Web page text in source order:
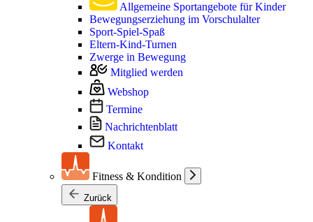
Allgemeine Sportangebote für Kinder
Bewegungserziehung im Vorschulalter
Sport-Spiel-Spaß
Eltern-Kind-Turnen
Zwerge in Bewegung
Mitglied werden
Webshop
Termine
Nachrichtenblatt
Kontakt
Fitness & Kondition
Zurück